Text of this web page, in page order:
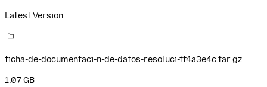
Latest Version
ficha-de-documentaci-n-de-datos-resoluci-ff4a3e4c.tar.gz
1.07 GB